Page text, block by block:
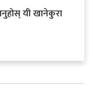
यी खानेकुरा